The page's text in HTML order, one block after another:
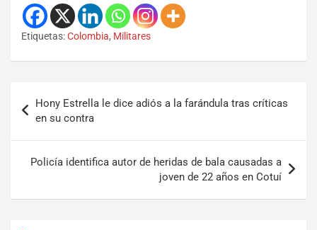
Etiquetas:Colombia, Militares
Hony Estrella le dice adiós a la farándula tras críticas
en su contra
Policía identifica autor de heridas de bala causadas a
joven de 22 años en Cotuí